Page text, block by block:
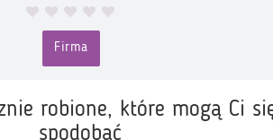
Firma
robione, które mogą Ci
spodobać